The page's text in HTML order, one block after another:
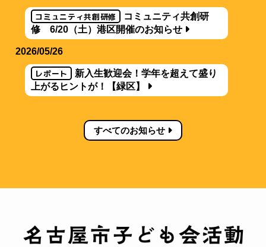
コミュニティ共創研修
コミュニティ共創研
修 6/20（土）港区開催のお知らせ
2026/05/26
レポート
新入生歓迎会！学年を超えて盛り
上がるヒントが！【緑区】
すべてのお知らせ